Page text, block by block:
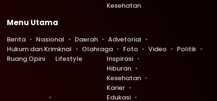
Kesehatan
Menu Utama
Berita Nasional Daerah
Advetorial
Hukum dan Krimknal
Olahraga Foto Video
Politik
Ruang Opini
Lifestyle
Inspirasi
Hiburan
Kesehatan
Karier
Edukasi